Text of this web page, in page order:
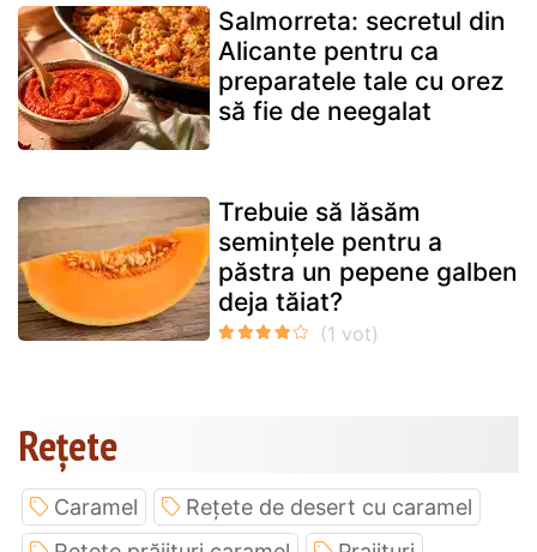
Salmorreta: secretul din
Alicante pentru ca
preparatele tale cu orez
să fie de neegalat
Trebuie să lăsăm
semințele pentru a
păstra un pepene galben
deja tăiat?
Rețete
Caramel
Rețete de desert cu caramel